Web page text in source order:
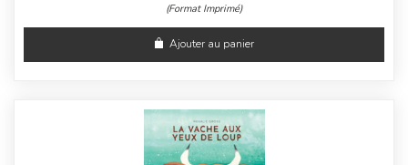
(Format Imprimé)
Ajouter au panier